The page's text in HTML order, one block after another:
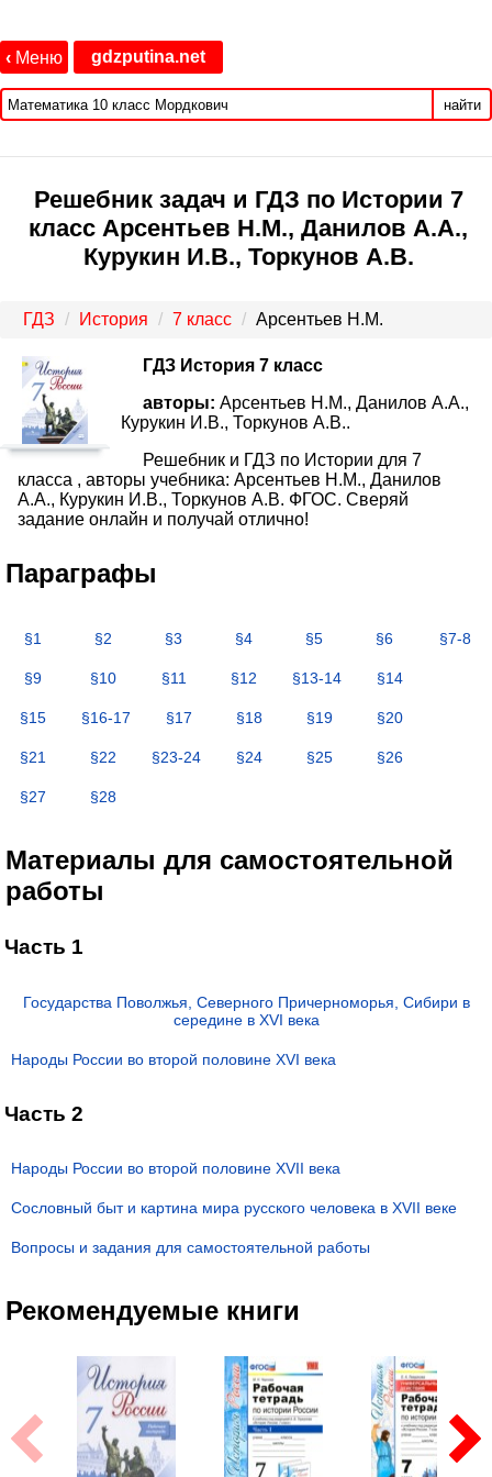
‹ Меню gdzputina.net
найти
Решебник задач и ГДЗ по Истории 7
класс Арсентьев Н.М., Данилов А.А.,
Курукин И.В., Торкунов А.В.
ГДЗ История 7 класс Арсентьев Н.М.
ГДЗ История 7 класс
авторы: Арсентьев Н.М., Данилов А.А.,
Курукин И.В., Торкунов А.В..
Решебник и ГДЗ по Истории для 7
класса , авторы учебника: Арсентьев Н.М., Данилов
А.А., Курукин И.В., Торкунов А.В. ФГОС. Сверяй
задание онлайн и получай отлично!
Параграфы
§1 §2 §3 §4 §5 §6 §7-8
§9 §10 §11 §12 §13-14 §14
§15 §16-17 §17 §18 §19 §20
§21 §22 §23-24 §24 §25 §26
§27 §28
Материалы для самостоятельной
работы
Часть 1
Государства Поволжья, Северного Причерноморья, Сибири в
середине в XVI века
Народы России во второй половине XVI века
Часть 2
Народы России во второй половине XVII века
Сословный быт и картина мира русского человека в XVII веке
Вопросы и задания для самостоятельной работы
Рекомендуемые книги